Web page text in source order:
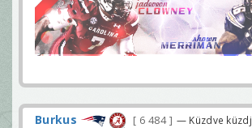
Burkus 6 484
— Küzdve küzdj